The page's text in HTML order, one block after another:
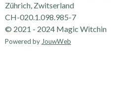
Zührich, Zwitserland
CH-020.1.098.985-7
© 2021 - 2024 Magic Witchin
Powered by JouwWeb